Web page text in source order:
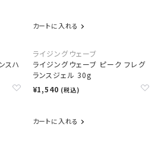
カートに入れる
スハ
ライジングウェーブ
ライジングウェーブ ピーク フレグ
ランスジェル 30g
¥1,540 (税込)
カートに入れる